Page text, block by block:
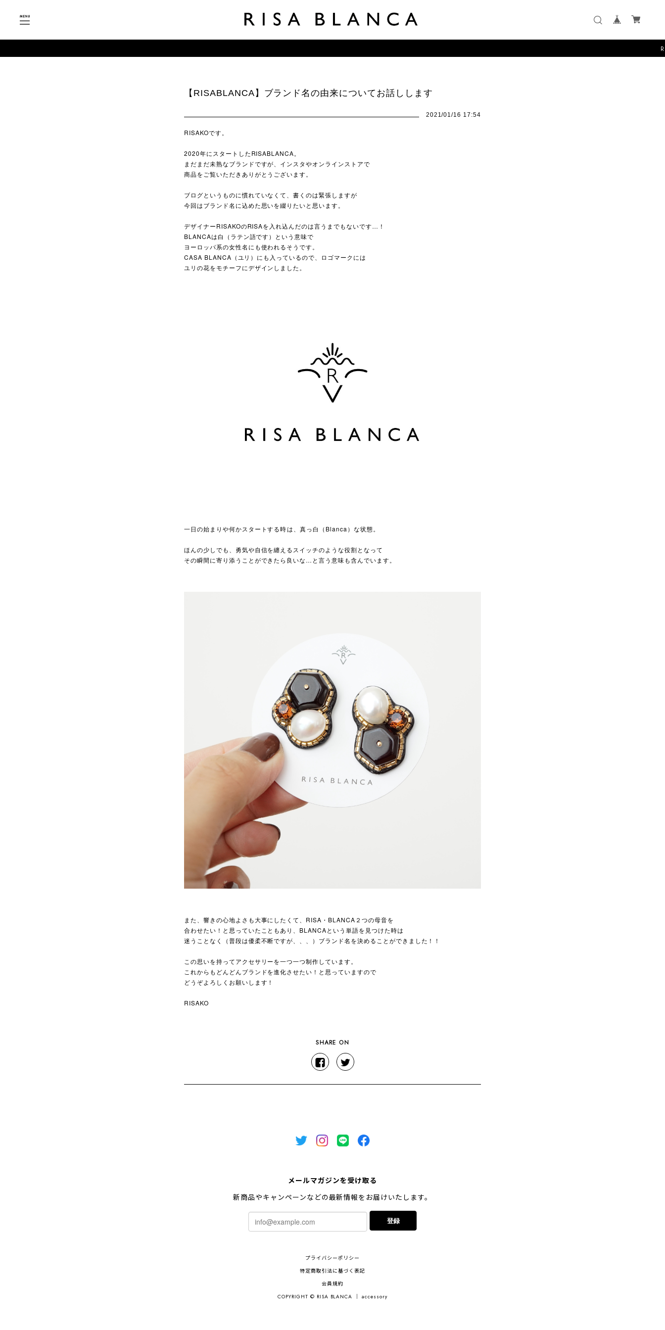
RISA
【RISABLANCA】ブランド名の由来についてお話しします
2021/01/16 17:54
RISAKOです。
2020年にスタートしたRISABLANCA。
まだまだ未熟なブランドですが、インスタやオンラインストアで
商品をご覧いただきありがとうございます。
ブログというものに慣れていなくて、書くのは緊張しますが
今回はブランド名に込めた思いを綴りたいと思います。
デザイナーRISAKOのRISAを入れ込んだのは言うまでもないです…！
BLANCAは白（ラテン語です）という意味で
ヨーロッパ系の女性名にも使われるそうです。
CASA BLANCA（ユリ）にも入っているので、ロゴマークには
ユリの花をモチーフにデザインしました。
一日の始まりや何かスタートする時は、真っ白（Blanca）な状態。
ほんの少しでも、勇気や自信を纏えるスイッチのような役割となって
その瞬間に寄り添うことができたら良いな… と言う意味も含んでいます。
また、響きの心地よさも大事にしたくて、RISA・BLANCA２つの母音を
合わせたい！と思っていたこともあり、BLANCAという単語を見つけた時は
迷うことなく（普段は優柔不断ですが、、、）ブランド名を決めることができました！！
この思いを持ってアクセサリーを一つ一つ制作しています。
これからもどんどんブランドを進化させたい！と思っていますので
どうぞよろしくお願いします！
RISAKO
SHARE ON
メールマガジンを受け取る
新商品やキャンペーンなどの最新情報をお届けいたします。
登録
プライバシーポリシー
特定商取引法に基づく表記
会員規約
COPYRIGHT © RISA BLANCA ｜ accessory